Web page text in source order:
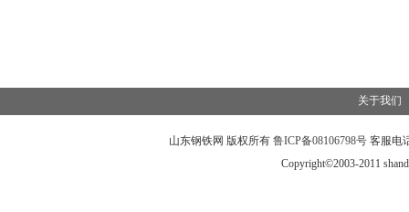
关于我们
山东钢铁网 版权所有 鲁ICP备08106798号 客服电
Copyright©2003-2011